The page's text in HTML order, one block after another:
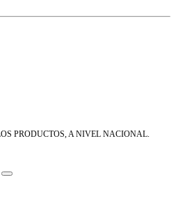
PRODUCTOS, A NIVEL NACIONAL.